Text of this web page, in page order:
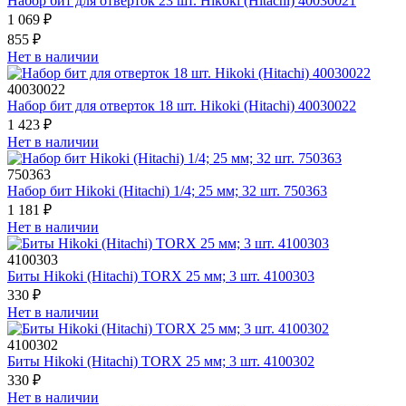
1 069 ₽
855 ₽
Нет в наличии
40030022
Набор бит для отверток 18 шт. Hikoki (Hitachi) 40030022
1 423 ₽
Нет в наличии
750363
Набор бит Hikoki (Hitachi) 1/4; 25 мм; 32 шт. 750363
1 181 ₽
Нет в наличии
4100303
Биты Hikoki (Hitachi) TORX 25 мм; 3 шт. 4100303
330 ₽
Нет в наличии
4100302
Биты Hikoki (Hitachi) TORX 25 мм; 3 шт. 4100302
330 ₽
Нет в наличии